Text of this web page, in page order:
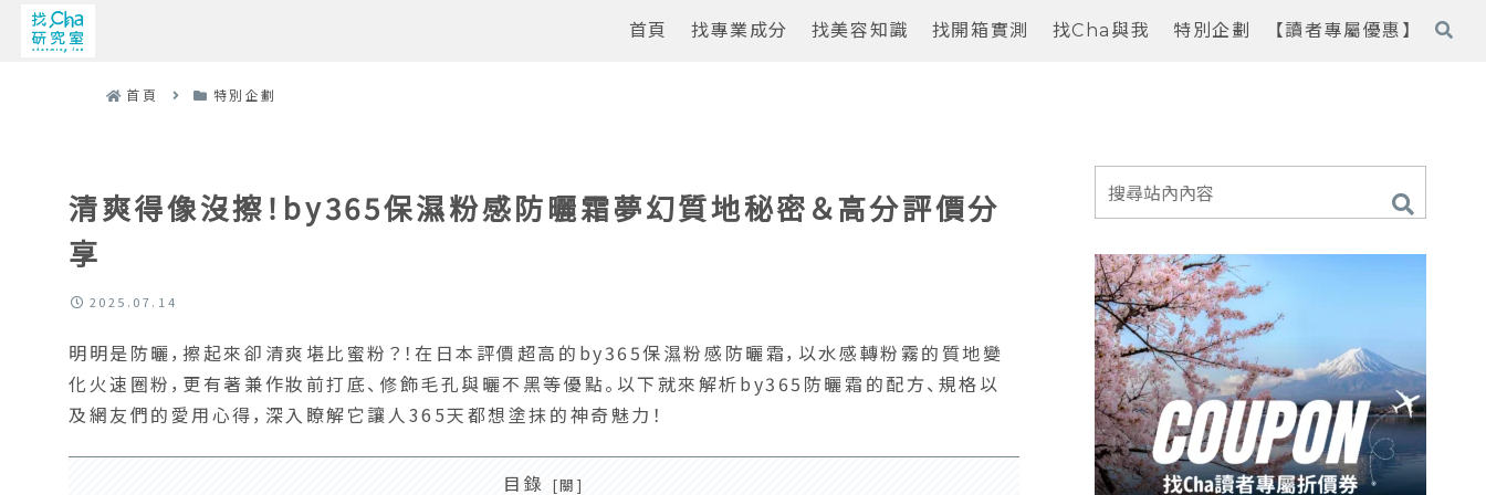
首頁 找專業成分 找美容知識 找開箱實測 找Cha與我 特別企劃 【讀者專屬優惠】
首頁 特別企劃
清爽得像沒擦！by365保濕粉感防曬霜夢幻質地秘密＆高分評價分
享
2025.07.14
明明是防曬，擦起來卻清爽堪比蜜粉？！在日本評價超高的by365保濕粉感防曬霜，以水感轉粉霧的質地變
化火速圈粉，更有著兼作妝前打底、修飾毛孔與曬不黑等優點。以下就來解析by365防曬霜的配方、規格以
及網友們的愛用心得，深入瞭解它讓人365天都想塗抹的神奇魅力！
目錄